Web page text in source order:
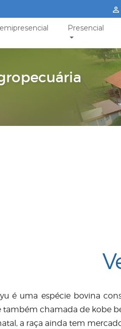
Presencial
é uma espécie bovina
também chamada de kobe
a raça ainda tem